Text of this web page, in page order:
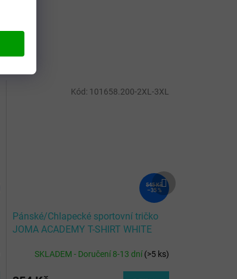
545 Kč
–35 %
Pánské/Chlapecké sportovní tričko
JOMA ACADEMY T-SHIRT WHITE
SKLADEM - Doručení 8-13 dní(>5 ks)
Kód: 101658.200-2XL-3XL
produkt